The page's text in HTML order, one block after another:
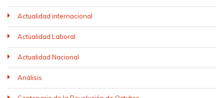
Actualidad internacional
Actualidad Laboral
Actualidad Nacional
Análisis